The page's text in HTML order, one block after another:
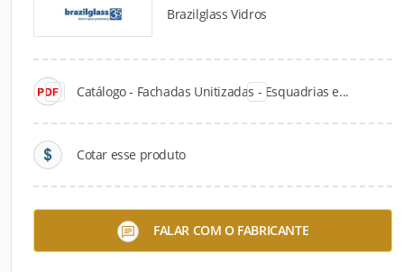
Brazilglass Vidros
Catálogo - Fachadas Unitizadas - Esquadrias e...
Cotar esse produto
FALAR COM O FABRICANTE
Catálogos para Download
Vidros de Controle Solar
Esquadrias e
Revestimentos